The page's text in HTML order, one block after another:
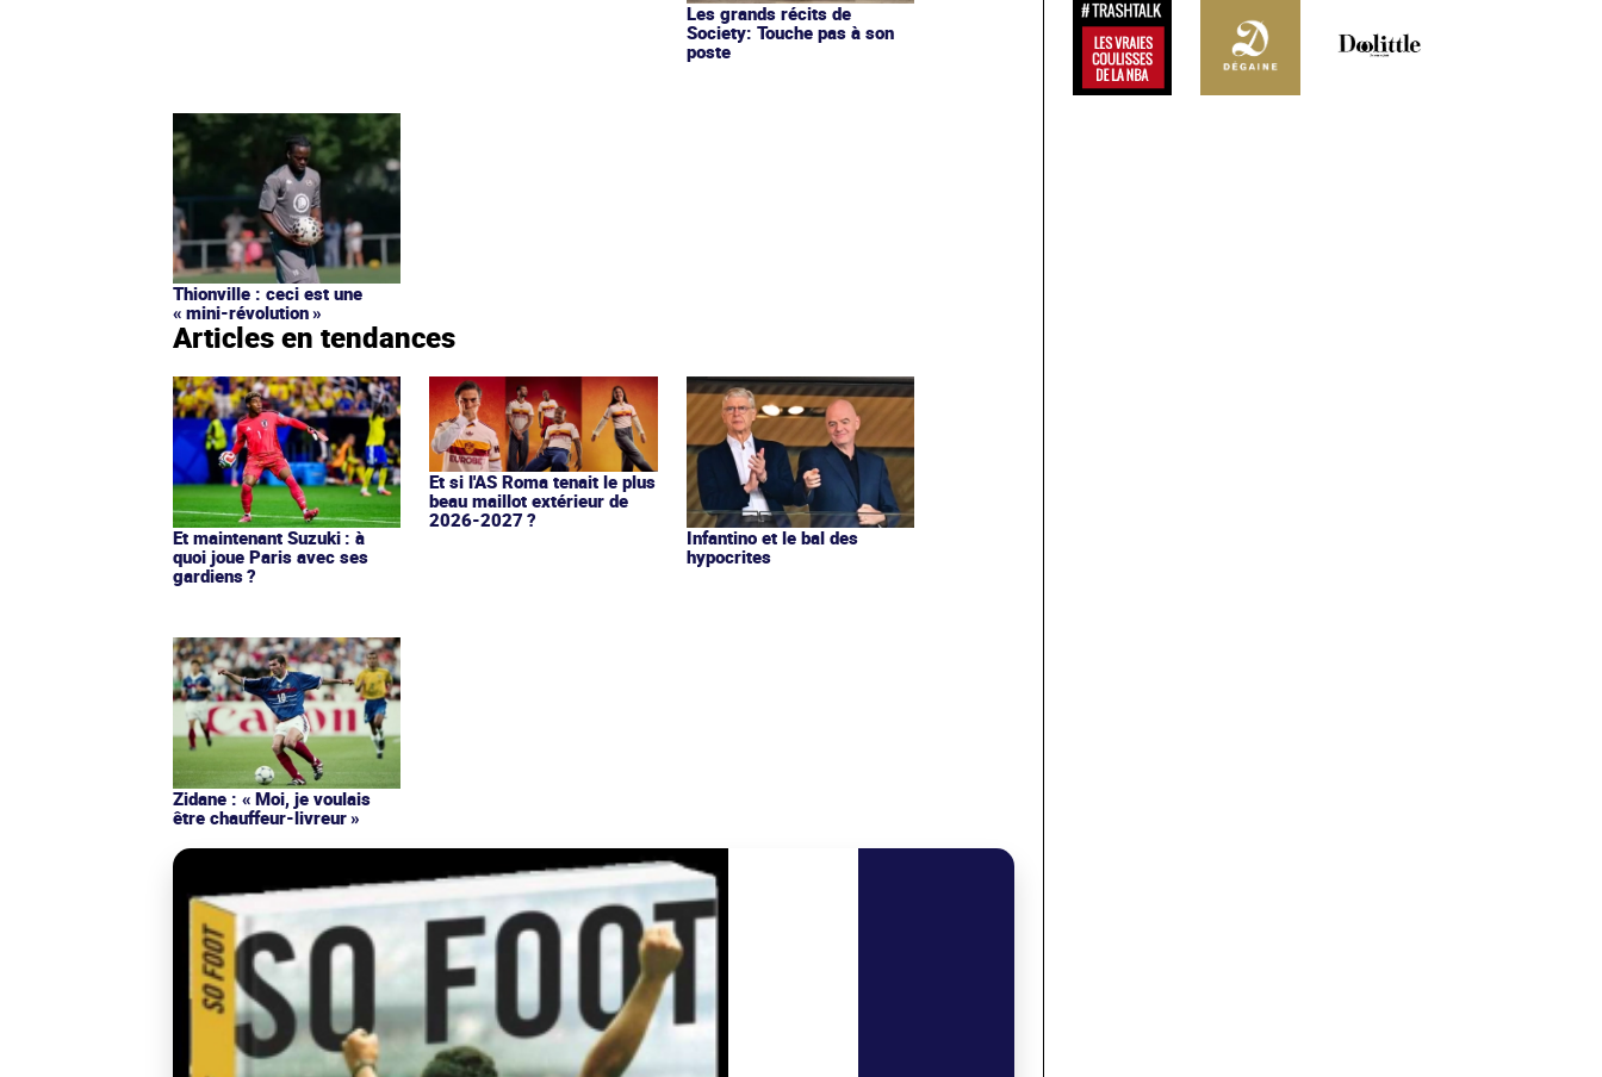
Les grands récits de
Society: Touche pas à son
poste
Thionville : ceci est une
« mini-révolution »
Articles en tendances
Et maintenant Suzuki : à
quoi joue Paris avec ses
gardiens ?
Et si l'AS Roma tenait le plus
beau maillot extérieur de
2026-2027 ?
Infantino et le bal des
hypocrites
Zidane : « Moi, je voulais
être chauffeur-livreur »